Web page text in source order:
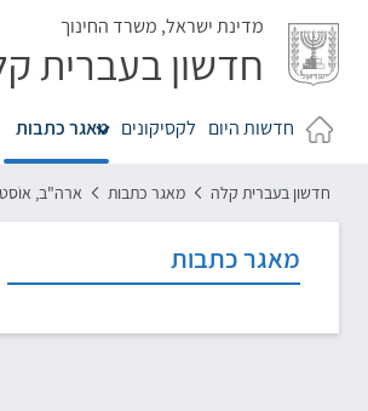
דלג
מדינת ישראל, משרד החינוך
חדשון בעברית
חדשות היום לקסיקונים מאגר כתבות
חדשון בעברית קלה מאגר כתבות ארה"ב,
מאגר כתבות